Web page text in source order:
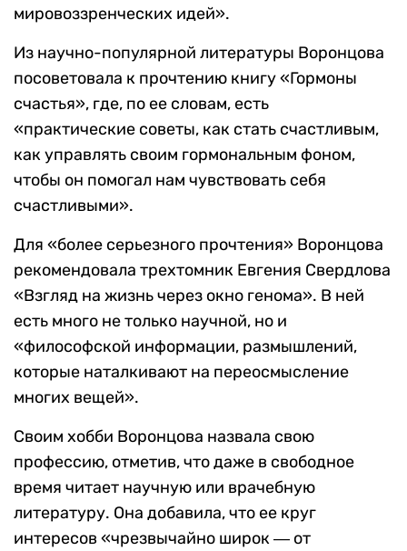
мировоззренческих идей».
Из научно-популярной литературы Воронцова
посоветовала к прочтению книгу «Гормоны
счастья», где, по ее словам, есть
«практические советы, как стать счастливым,
как управлять своим гормональным фоном,
чтобы он помогал нам чувствовать себя
счастливыми».
Для «более серьезного прочтения» Воронцова
рекомендовала трехтомник Евгения Свердлова
«Взгляд на жизнь через окно генома». В ней
есть много не только научной, но и
«философской информации, размышлений,
которые наталкивают на переосмысление
многих вещей».
Своим хобби Воронцова назвала свою
профессию, отметив, что даже в свободное
время читает научную или врачебную
литературу. Она добавила, что ее круг
интересов «чрезвычайно широк ― от